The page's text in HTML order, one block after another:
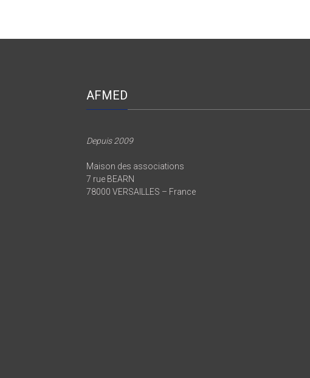
AFMED
Depuis 2009
Maison des associations
7 rue BEARN
78000 VERSAILLES – France